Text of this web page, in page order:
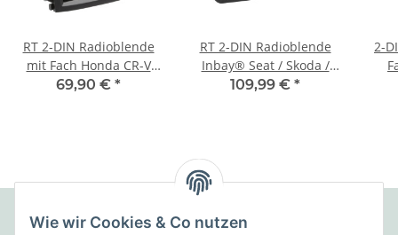
RT 2-DIN Radioblende
mit Fach Honda CR-V
2012 > schwarz
69,90 € *
RT 2-DIN Radioblende
Inbay® Seat / Skoda /
VW schwarz
109,99 € *
2-
Wie wir Cookies & Co nutzen